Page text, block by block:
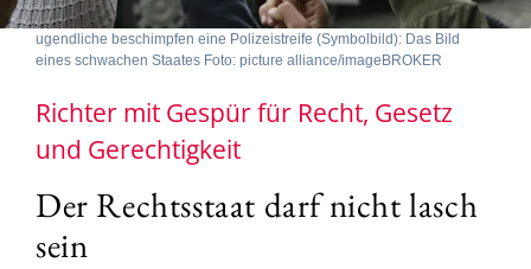
ugendliche beschimpfen eine Polizeistreife (Symbolbild): Das Bild
eines schwachen Staates Foto: picture alliance/imageBROKER
Richter mit Gespür für Recht, Gesetz
und Gerechtigkeit
Der Rechtsstaat darf nicht lasch
sein